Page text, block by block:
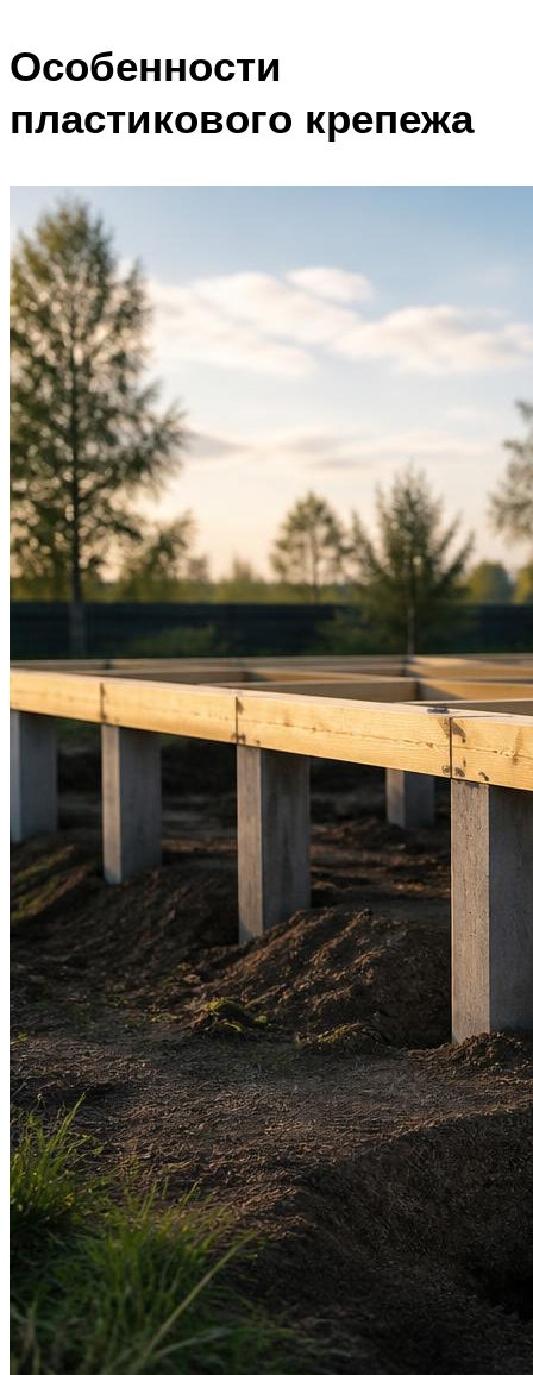
Особенности
пластикового крепежа